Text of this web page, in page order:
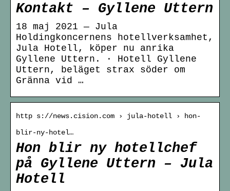
Kontakt – Gyllene Uttern
18 maj 2021 — Jula
Holdingkoncernens hotellverksamhet,
Jula Hotell, köper nu anrika
Gyllene Uttern. · Hotell Gyllene
Uttern, beläget strax söder om
Gränna vid …
http s://news.cision.com › jula-hotell › hon-
blir-ny-hotel…
Hon blir ny hotellchef
på Gyllene Uttern – Jula
Hotell